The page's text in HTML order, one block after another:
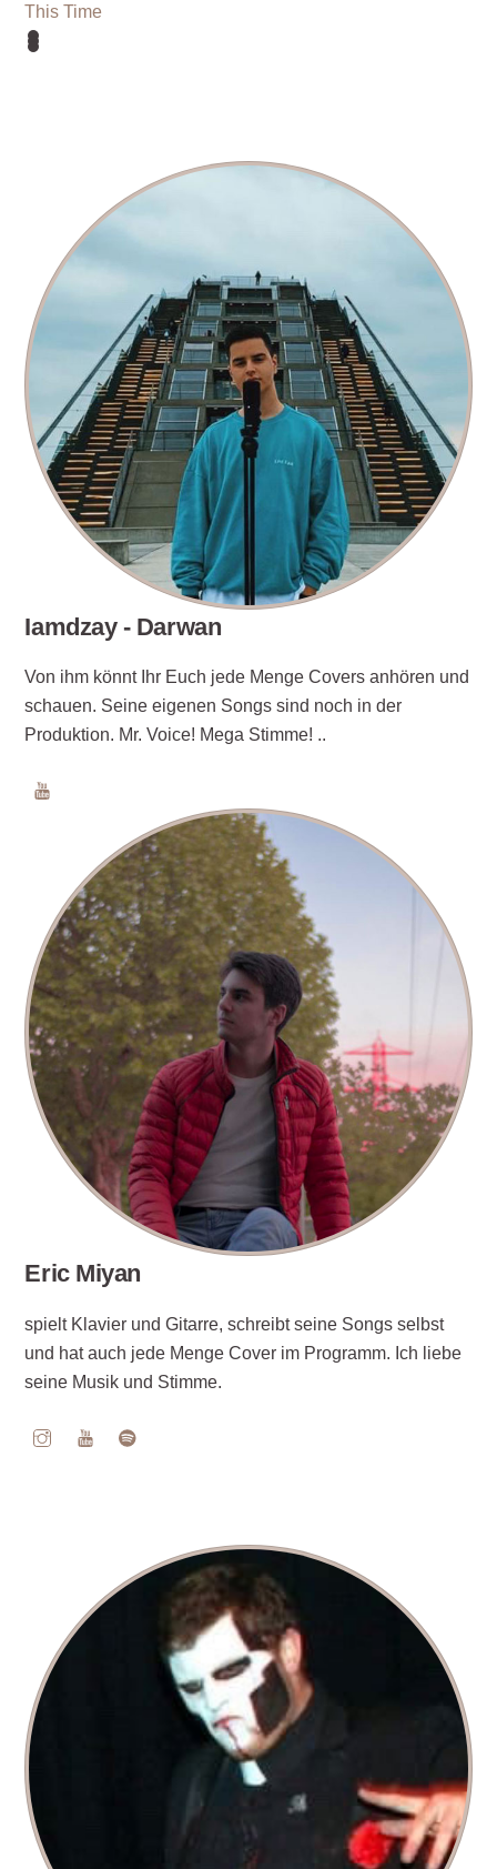
This Time
Iamdzay - Darwan
Von ihm könnt Ihr Euch jede Menge Covers anhören und
schauen. Seine eigenen Songs sind noch in der
Produktion. Mr. Voice! Mega Stimme! ..
Eric Miyan
spielt Klavier und Gitarre, schreibt seine Songs selbst
und hat auch jede Menge Cover im Programm. Ich liebe
seine Musik und Stimme.